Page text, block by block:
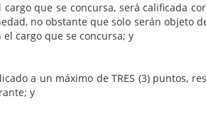
se concursa, será calificada con
no obstante que solo serán objeto
cargo que se concursa; y
máximo de TRES (3) puntos,
y